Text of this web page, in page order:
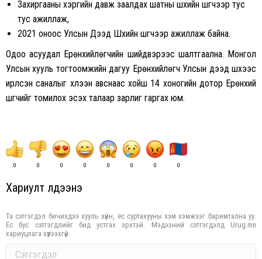
Захиргааны хэргийн давж заалдах шатны шүүхийн шүүгчээр тус
тус ажиллаж,
2021 оноос Улсын Дээд Шүүхийн шүүгчээр ажиллаж байна.
Одоо асуудал Ерөнхийлөгчийн шийдвэрээс шалтгаална. Монгол
Улсын хууль тогтоомжийн дагуу Ерөнхийлөгч Улсын дээд шүүхээс
ирүүлсэн саналыг хүлээн авснаас хойш 14 хоногийн дотор Ерөнхий
шүүгчийг томилох эсэх талаар зарлиг гаргах юм.
0 0 0 0 0 0 0 0
Хариулт үлдээнэ үү
Та сэтгэгдэл бичихдээ хууль зүйн, ёс суртахууны хэм хэмжээг баримтална уу.
Ёс бус сэтгэгдлийг бид устгах эрхтэй. Мэдээний сэтгэгдэлд Urug.mn
хариуцлага хүлээхгүй.
Comment